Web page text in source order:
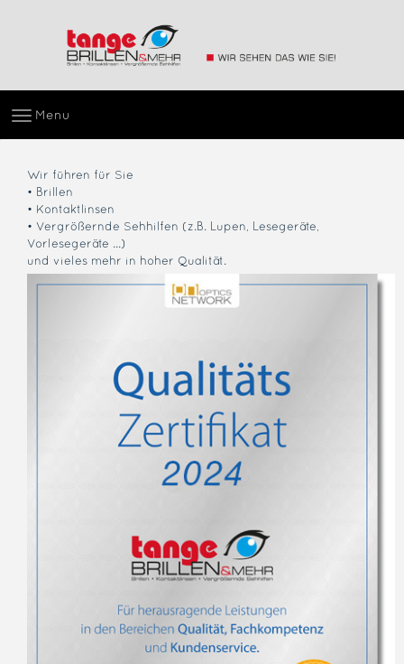
Menu
Wir führen für Sie
• Brillen
• Kontaktlinsen
• Vergrößernde Sehhilfen (z.B. Lupen, Lesegeräte,
Vorlesegeräte ...)
und vieles mehr in hoher Qualität.